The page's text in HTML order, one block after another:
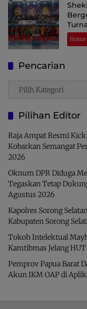
Raja
Home
Pencarian
Pencarian
Pilihan Editor
Raja Ampat Resmi
Kobarkan Semangat
2026
Oknum DPR Diduga
Tegaskan Tetap
Agustus 2026
Kapolres Sorong
Kabupaten Sorong
Tokoh Intelektual
Kamtibmas Jelang
Pemprov Papua Barat
Akun IKM OAP di